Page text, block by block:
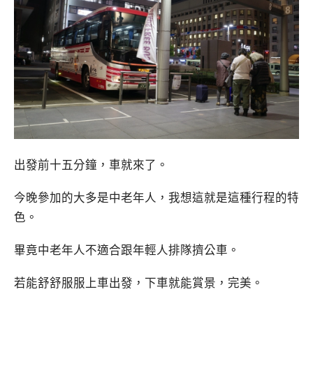
出發前十五分鐘，車就來了。
今晚參加的大多是中老年人，我想這就是這種行程的特
色。
畢竟中老年人不適合跟年輕人排隊擠公車。
若能舒舒服服上車出發，下車就能賞景，完美。